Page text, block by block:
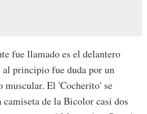
fue llamado es el delantero
principio fue duda por un
muscular. El 'Cocherito' se
camiseta de la Bicolor casi dos